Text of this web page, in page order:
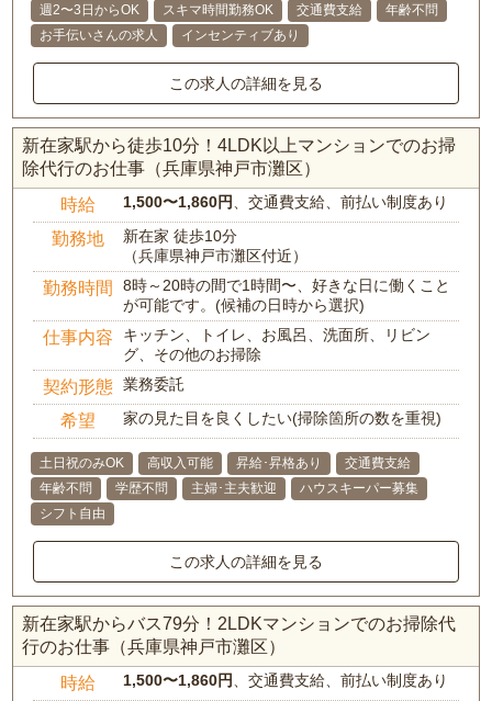
週2〜3日からOK スキマ時間勤務OK 交通費支給
年齢不問
お手伝いさんの求人
インセンティブあり
この求人の詳細を見る
新在家駅から徒歩10分！4LDK以上マンションでのお掃
除代行のお仕事（兵庫県神戸市灘区）
時給 1,500〜1,860円 、交通費支給、前払い制度あり
勤務地
新在家 徒歩10分
（兵庫県神戸市灘区付近）
勤務時間
8時～20時の間で1時間〜、好きな日に働くこと
が可能です。(候補の日時から選択)
仕事内容
キッチン、トイレ、お風呂、洗面所、リビン
グ、その他のお掃除
契約形態 業務委託
希望 家の見た目を良くしたい(掃除箇所の数を重視)
土日祝のみOK 高収入可能 昇給･昇格あり
交通費支給
年齢不問
学歴不問 主婦･主夫歓迎
ハウスキーパー募集
シフト自由
この求人の詳細を見る
新在家駅からバス79分！2LDKマンションでのお掃除代
行のお仕事（兵庫県神戸市灘区）
時給 1,500〜1,860円 、交通費支給、前払い制度あり